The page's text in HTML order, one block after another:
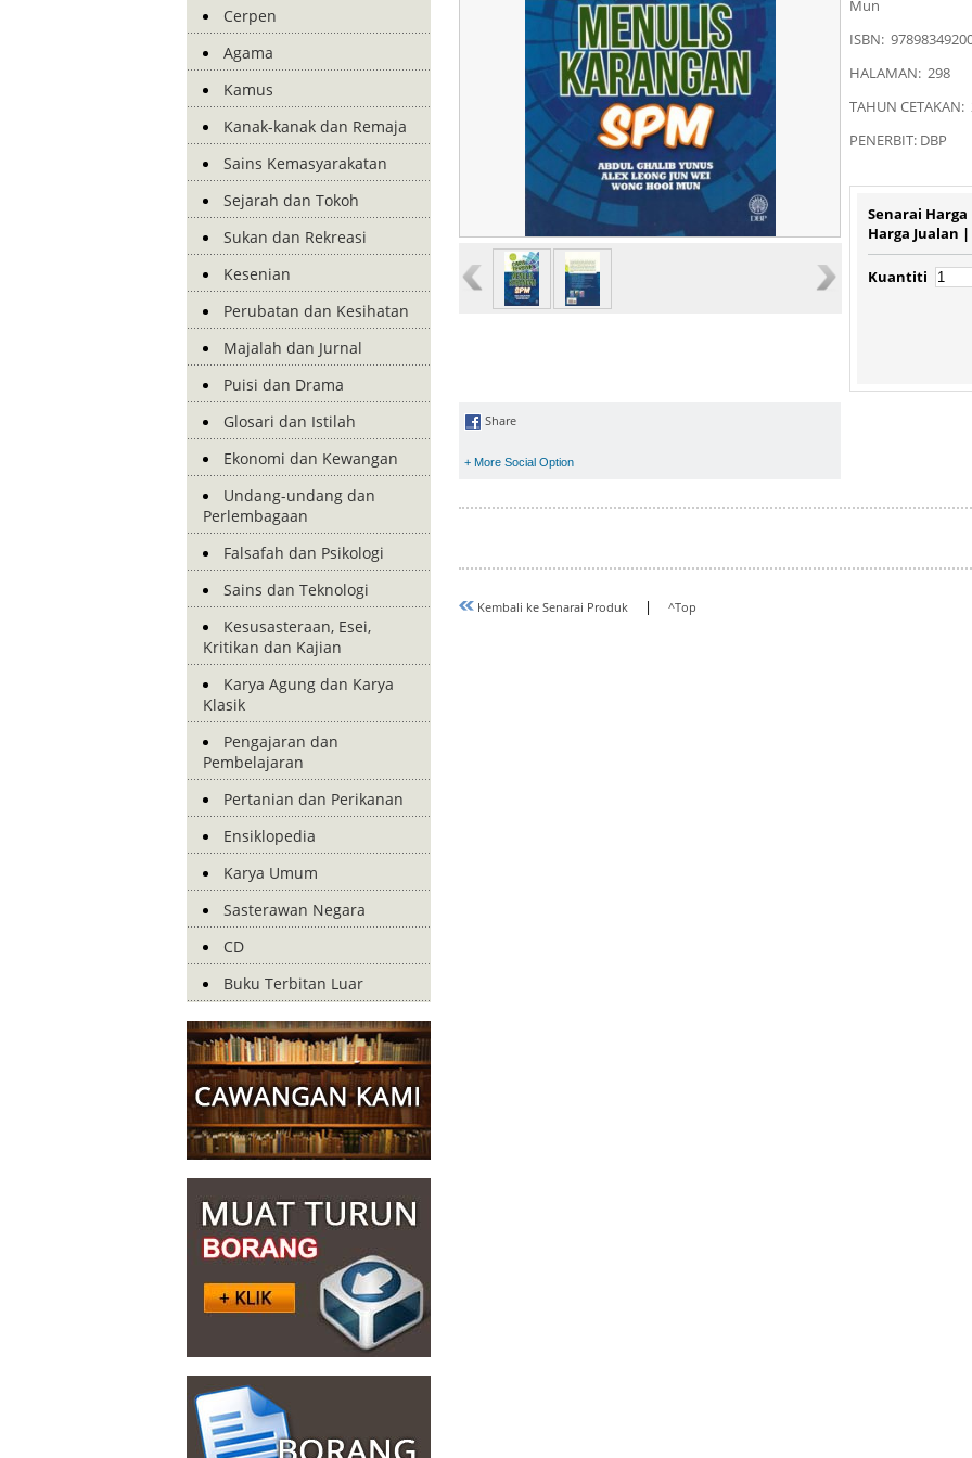
Cerpen
Agama
Kamus
Kanak-kanak dan Remaja
Sains Kemasyarakatan
Sejarah dan Tokoh
Sukan dan Rekreasi
Kesenian
Perubatan dan Kesihatan
Majalah dan Jurnal
Puisi dan Drama
Glosari dan Istilah
Ekonomi dan Kewangan
Undang-undang dan
Perlembagaan
Falsafah dan Psikologi
Sains dan Teknologi
Kesusasteraan, Esei,
Kritikan dan Kajian
Karya Agung dan Karya
Klasik
Pengajaran dan
Pembelajaran
Pertanian dan Perikanan
Ensiklopedia
Karya Umum
Sasterawan Negara
CD
Buku Terbitan Luar
Mun
ISBN:
HALAMAN: 298
TAHUN CETAKAN:
PENERBIT: DBP
Senarai
Harga Jualan
Kuantiti
Share
+ More Social Option
Kembali ke Senarai Produk | ^Top